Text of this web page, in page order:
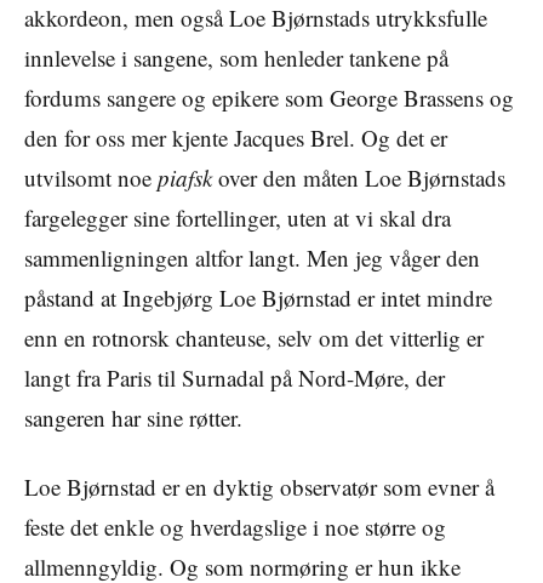
akkordeon, men også Loe Bjørnstads utrykksfulle
innlevelse i sangene, som henleder tankene på
fordums sangere og epikere som George Brassens og
den for oss mer kjente Jacques Brel. Og det er
utvilsomt noe piafskover den måten Loe Bjørnstads
fargelegger sine fortellinger, uten at vi skal dra
sammenligningen altfor langt. Men jeg våger den
påstand at Ingebjørg Loe Bjørnstad er intet mindre
enn en rotnorsk chanteuse, selv om det vitterlig er
langt fra Paris til Surnadal på Nord-Møre, der
sangeren har sine røtter.
Loe Bjørnstad er en dyktig observatør som evner å
feste det enkle og hverdagslige i noe større og
allmenngyldig. Og som normøring er hun ikke